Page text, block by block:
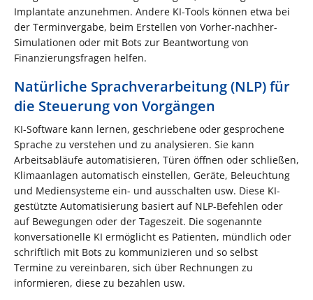
Implantate anzunehmen. Andere KI-Tools können etwa bei
der Terminvergabe, beim Erstellen von Vorher-nachher-
Simulationen oder mit Bots zur Beantwortung von
Finanzierungsfragen helfen.
Natürliche Sprachverarbeitung (NLP) für
die Steuerung von Vorgängen
KI-Software kann lernen, geschriebene oder gesprochene
Sprache zu verstehen und zu analysieren. Sie kann
Arbeitsabläufe automatisieren, Türen öffnen oder schließen,
Klimaanlagen automatisch einstellen, Geräte, Beleuchtung
und Mediensysteme ein- und ausschalten usw. Diese KI-
gestützte Automatisierung basiert auf NLP-Befehlen oder
auf Bewegungen oder der Tageszeit. Die sogenannte
konversationelle KI ermöglicht es Patienten, mündlich oder
schriftlich mit Bots zu kommunizieren und so selbst
Termine zu vereinbaren, sich über Rechnungen zu
informieren, diese zu bezahlen usw.